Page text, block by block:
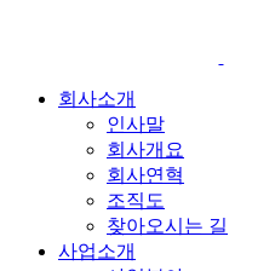
회사소개
인사말
회사개요
회사연혁
조직도
찾아오시는 길
사업소개